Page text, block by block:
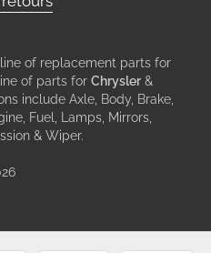
of replacement parts for
of parts for Chrysler &
include Axle, Body, Brake,
Fuel, Lamps, Mirrors,
& Wiper.